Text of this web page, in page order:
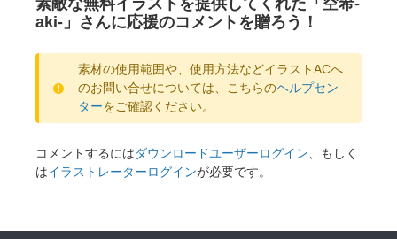
素敵な無料イラストを提供してくれた「空希-
aki-」さんに応援のコメントを贈ろう！
素材の使用範囲や、使用方法などイラストACへ
のお問い合せについては、こちらのヘルプセン
ターをご確認ください。
コメントするにはダウンロードユーザーログイン、もしく
はイラストレーターログインが必要です。